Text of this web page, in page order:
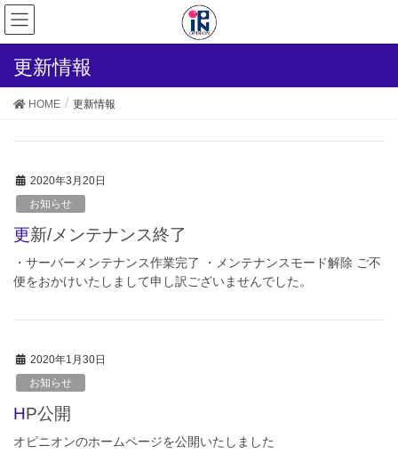
更新情報
HOME 更新情報
2020年3月20日
お知らせ
更新/メンテナンス終了
・サーバーメンテナンス作業完了 ・メンテナンスモード解除 ご不
便をおかけいたしまして申し訳ございませんでした。
2020年1月30日
お知らせ
HP公開
オピニオンのホームページを公開いたしました